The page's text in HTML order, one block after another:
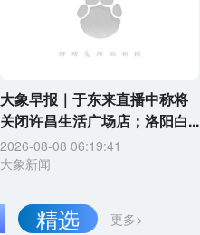
大象早报｜于东来直播中称将
关闭许昌生活广场店；洛阳白...
2026-08-08 06:19:41
大象新闻
更多>
精选